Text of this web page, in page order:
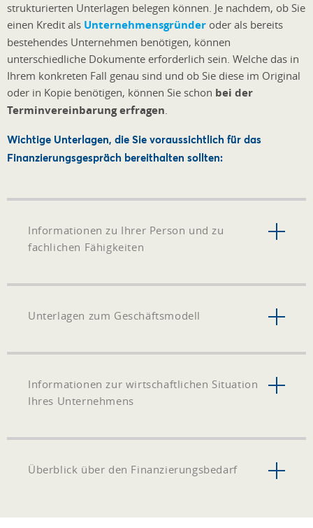
strukturierten Unterlagen belegen können. Je nachdem, ob Sie
einen Kredit als Unternehmensgründer oder als bereits
bestehendes Unternehmen benötigen, können
unterschiedliche Dokumente erforderlich sein. Welche das in
Ihrem konkreten Fall genau sind und ob Sie diese im Original
oder in Kopie benötigen, können Sie schon bei der
Terminvereinbarung erfragen.
Wichtige Unterlagen, die Sie voraussichtlich für das
Finanzierungsgespräch bereithalten sollten:
Informationen zu Ihrer Person und zu
fachlichen Fähigkeiten
Unterlagen zum Geschäftsmodell
Informationen zur wirtschaftlichen Situation
Ihres Unternehmens
Überblick über den Finanzierungsbedarf